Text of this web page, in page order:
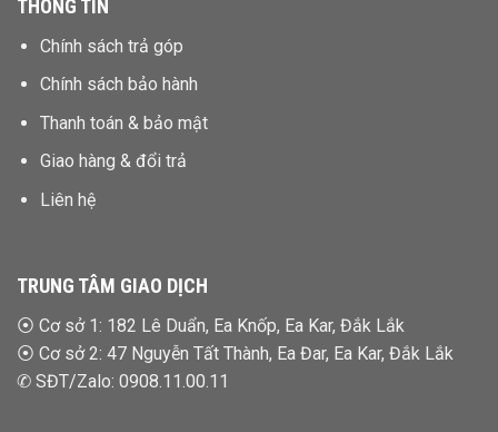
THÔNG TIN
Chính sách trả góp
Chính sách bảo hành
Thanh toán & bảo mật
Giao hàng & đổi trả
Liên hệ
TRUNG TÂM GIAO DỊCH
⦿ Cơ sở 1: 182 Lê Duẩn, Ea Knốp, Ea Kar, Đắk Lắk
⦿ Cơ sở 2: 47 Nguyễn Tất Thành, Ea Đar, Ea Kar, Đắk Lắk
✆ SĐT/Zalo: 0908.11.00.11